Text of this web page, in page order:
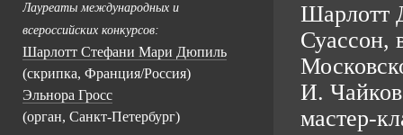
Лауреаты международных и
всероссийских конкурсов:
Шарлотт Стефани Мари Дюпиль
(скрипка, Франция/Россия)
Эльнора Гросс
(орган, Санкт-Петербург)
Шарлотт
И.
мастер-